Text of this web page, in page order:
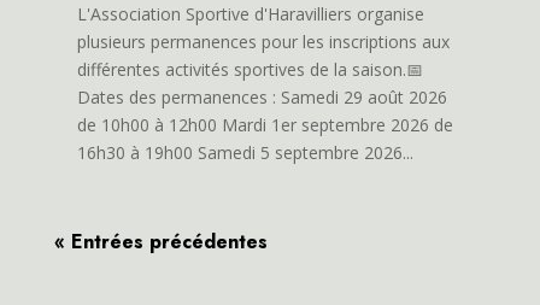
L'Association Sportive d'Haravilliers organise
plusieurs permanences pour les inscriptions aux
différentes activités sportives de la saison.📅
Dates des permanences : Samedi 29 août 2026
de 10h00 à 12h00 Mardi 1er septembre 2026 de
16h30 à 19h00 Samedi 5 septembre 2026...
« Entrées précédentes